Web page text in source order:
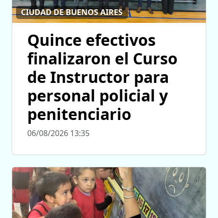
CIUDAD DE BUENOS AIRES
Quince efectivos
finalizaron el Curso
de Instructor para
personal policial y
penitenciario
06/08/2026 13:35